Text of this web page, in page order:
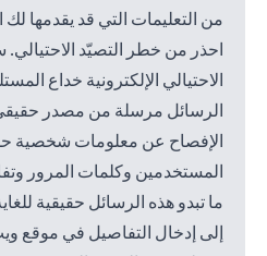
من التعليمات التي قد يقدمها
احذر من خطر التصيّد
الاحتيالي الإلكترونية خداع
الرسائل مرسلة من مصدر
الإفصاح عن معلومات شخصية
المستخدمين وكلمات المرور
ما تبدو هذه الرسائل حقيقية
إلى إدخال التفاصيل في موقع